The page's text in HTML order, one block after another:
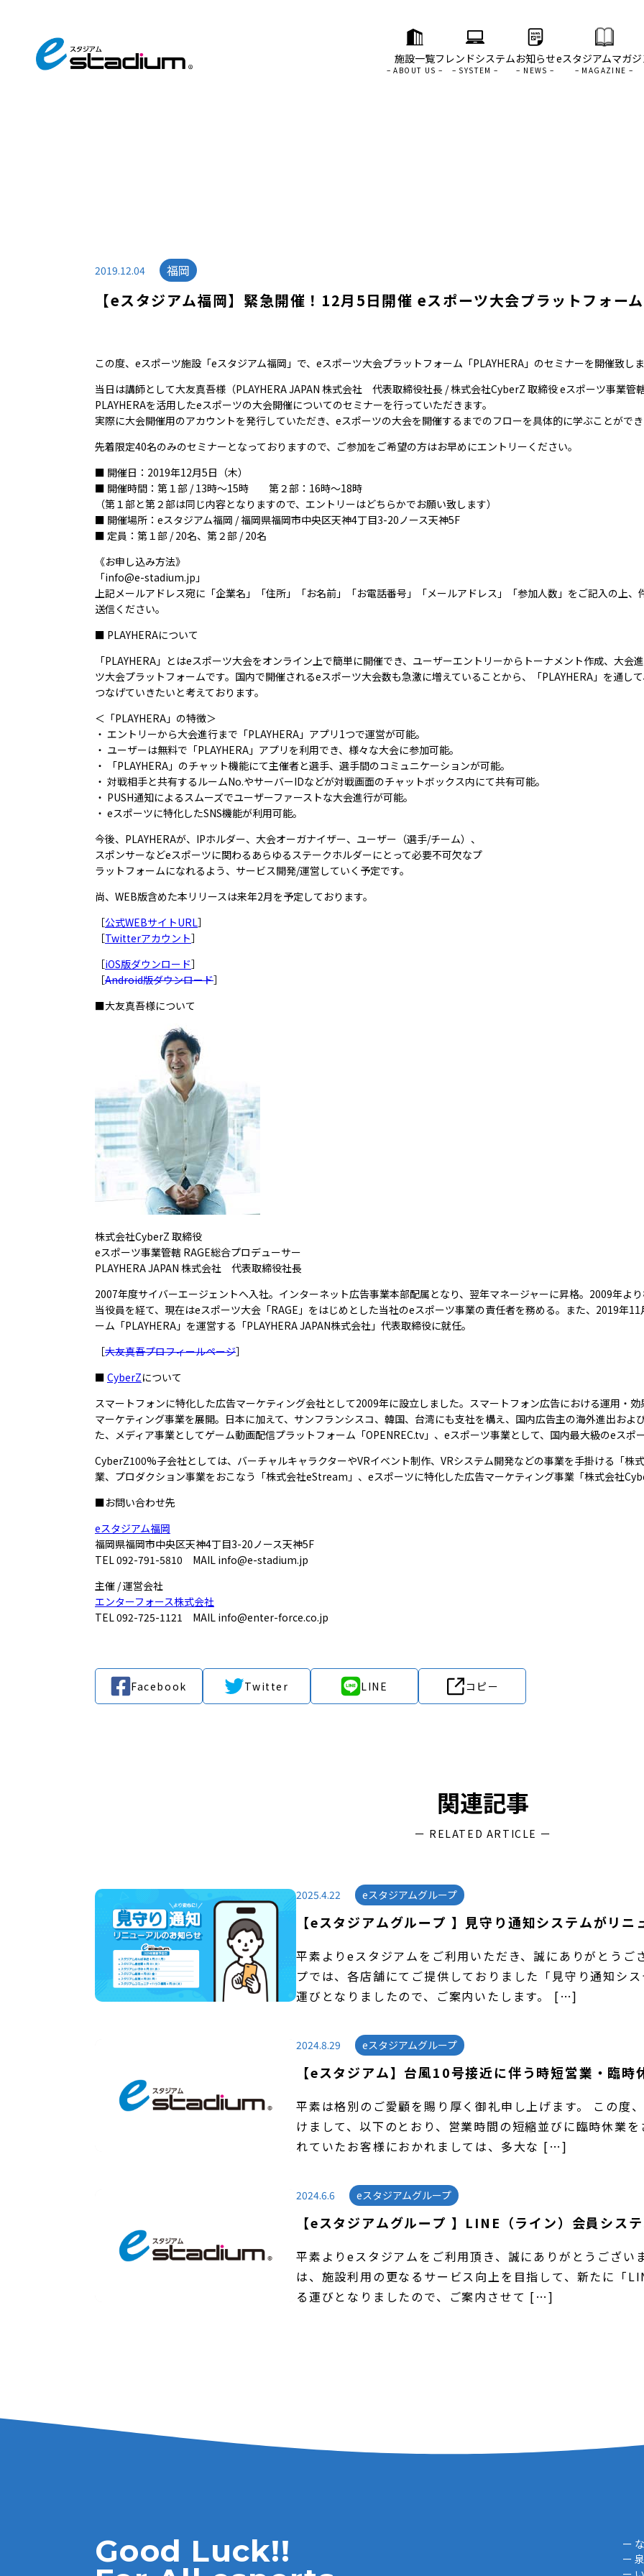
施設一覧フレンドシステムお知らせeスタジアムマガジ
2019.12.04 福岡
【eスタジアム福岡】緊急開催！12月5日開催 eスポーツ大会プラットフォー
この度、eスポーツ施設「eスタジアム福岡」で、eスポーツ大会プラットフォーム「PLAYHERA」のセミナーを開催致しま
当日は講師として大友真吾様（PLAYHERA JAPAN 株式会社 代表取締役社長 / 株式会社CyberZ 取締役 eスポーツ事業管
PLAYHERAを活用したeスポーツの大会開催についてのセミナーを行っていただきます。
実際に大会開催用のアカウントを発行していただき、eスポーツの大会を開催するまでのフローを具体的に学ぶことができ
先着限定40名のみのセミナーとなっておりますので、ご参加をご希望の方はお早めにエントリーください。
■ 開催日：2019年12月5日（木）
■ 開催時間：第１部 / 13時～15時 第２部：16時～18時
（第１部と第２部は同じ内容となりますので、エントリーはどちらかでお願い致します）
■ 開催場所：eスタジアム福岡 / 福岡県福岡市中央区天神4丁目3-20ノース天神5F
■ 定員：第１部 / 20名、第２部 / 20名
《お申し込み方法》
「info@e-stadium.jp」
上記メールアドレス宛に「企業名」「住所」「お名前」「お電話番号」「メールアドレス」「参加人数」をご記入の上
送信ください。
■ PLAYHERAについて
「PLAYHERA」とはeスポーツ大会をオンライン上で簡単に開催でき、ユーザーエントリーからトーナメント作成、大
ツ大会プラットフォームです。国内で開催されるeスポーツ大会数も急激に増えていることから、「PLAYHERA」を通し
つなげていきたいと考えております。
＜「PLAYHERA」の特徴＞
・ エントリーから大会進行まで「PLAYHERA」アプリ1つで運営が可能。
・ ユーザーは無料で「PLAYHERA」アプリを利用でき、様々な大会に参加可能。
・ 「PLAYHERA」のチャット機能にて主催者と選手、選手間のコミュニケーションが可能。
・ 対戦相手と共有するルームNo.やサーバーIDなどが対戦画面のチャットボックス内にて共有可能。
・ PUSH通知によるスムーズでユーザーファーストな大会進行が可能。
・ eスポーツに特化したSNS機能が利用可能。
今後、PLAYHERAが、IPホルダー、大会オーガナイザー、ユーザー（選手/チーム）、
スポンサーなどeスポーツに関わるあらゆるステークホルダーにとって必要不可欠なプ
ラットフォームになれるよう、サービス開発/運営していく予定です。
尚、WEB版含めた本リリースは来年2月を予定しております。
［公式WEBサイトURL］
［Twitterアカウント］
［iOS版ダウンロード］
［Android版ダウンロード］
■大友真吾様について
株式会社CyberZ 取締役
eスポーツ事業管轄 RAGE総合プロデューサー
PLAYHERA JAPAN 株式会社 代表取締役社長
2007年度サイバーエージェントへ入社。インターネット広告事業本部配属となり、翌年マネージャーに昇格。2009年よ
当役員を経て、現在はeスポーツ大会「RAGE」をはじめとした当社のeスポーツ事業の責任者を務める。また、2019年
ーム「PLAYHERA」を運営する「PLAYHERA JAPAN株式会社」代表取締役に就任。
［大友真吾プロフィールページ］
■ CyberZについて
スマートフォンに特化した広告マーケティング会社として2009年に設立しました。スマートフォン広告における運用・
マーケティング事業を展開。日本に加えて、サンフランシスコ、韓国、台湾にも支社を構え、国内広告主の海外進出およ
た、メディア事業としてゲーム動画配信プラットフォーム「OPENREC.tv」、eスポーツ事業として、国内最大級のeスポ
CyberZ100%子会社としては、バーチャルキャラクターやVRイベント制作、VRシステム開発などの事業を手掛ける「株
業、プロダクション事業をおこなう「株式会社eStream」、eスポーツに特化した広告マーケティング事業「株式会社
■お問い合わせ先
eスタジアム福岡
福岡県福岡市中央区天神4丁目3-20ノース天神5F
TEL 092-791-5810 MAIL info@e-stadium.jp
主催 / 運営会社
エンターフォース株式会社
TEL 092-725-1121 MAIL info@enter-force.co.jp
Facebook Twitter LINE コピー
関連記事
ー RELATED ARTICLE ー
2025.4.22 eスタジアムグループ
【eスタジアムグループ 】見守り通知システムがリニ
平素よりeスタジアムをご利用いただき、誠にありがとうご
プでは、各店舗にてご提供しておりました「見守り通知シ
運びとなりましたので、ご案内いたします。 […]
2024.8.29 eスタジアムグループ
【eスタジアム】台風10号接近に伴う時短営業・臨時
平素は格別のご愛顧を賜り厚く御礼申し上げます。 この度
けまして、以下のとおり、営業時間の短縮並びに臨時休業
れていたお客様におかれましては、多大な […]
2024.6.6 eスタジアムグループ
【eスタジアムグループ 】LINE（ライン）会員シス
平素よりeスタジアムをご利用頂き、誠にありがとうござい
は、施設利用の更なるサービス向上を目指して、新たに「
る運びとなりましたので、ご案内させて […]
ー
ー
Good Luck!!